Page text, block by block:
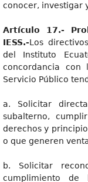
conocer, investigar
Artículo 17.-
IESS.-Los
del Instituto
concordancia con
Servicio Público
a. Solicitar
subalterno,
derechos y
o que generen
b. Solicitar
cumplimiento de